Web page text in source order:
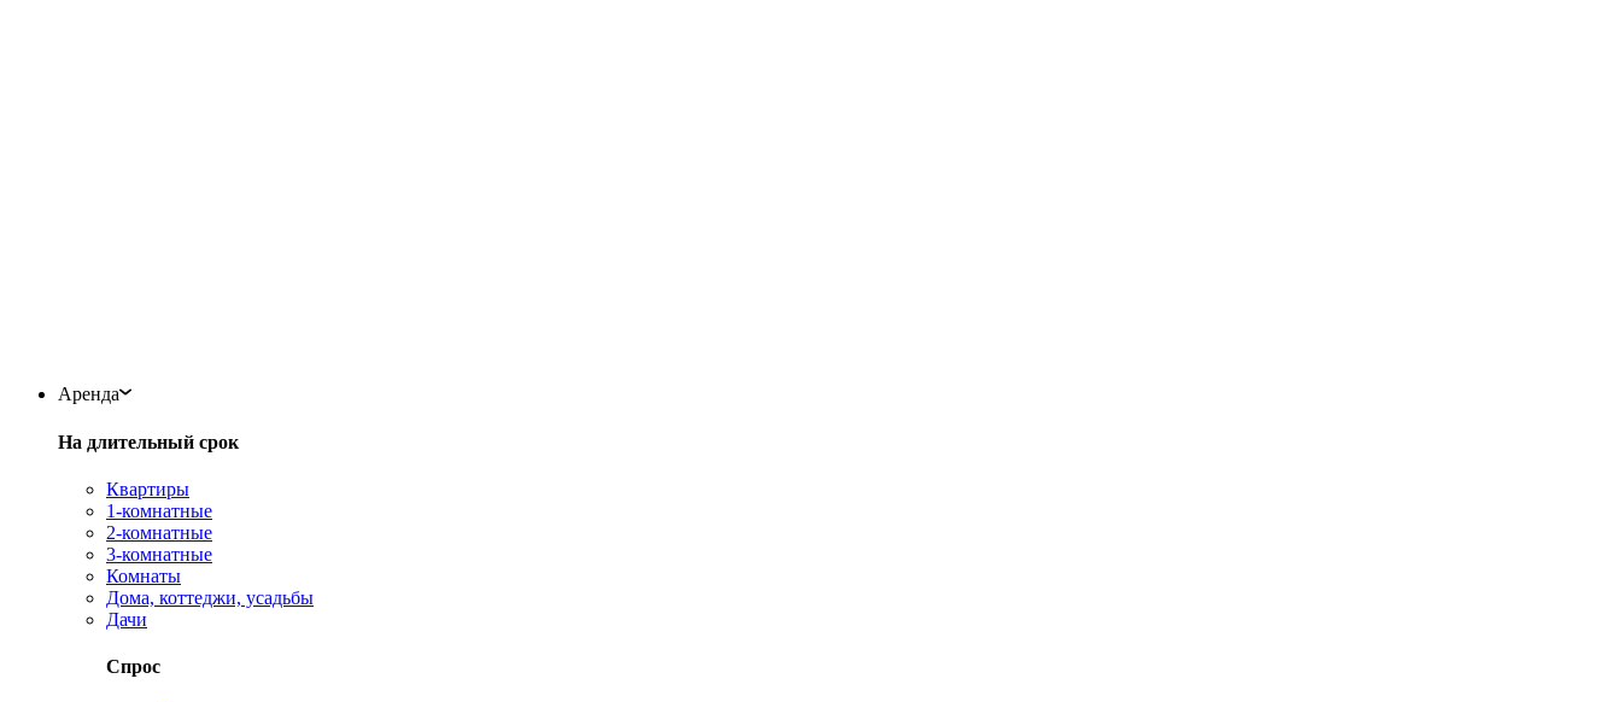
Аренда
На длительный срок
Квартиры
1-комнатные
2-комнатные
3-комнатные
Комнаты
Дома, коттеджи, усадьбы
Дачи
Спрос